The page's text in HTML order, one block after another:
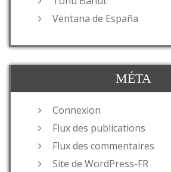
Ventana de España
MÉTA
Connexion
Flux des publications
Flux des commentaires
Site de WordPress-FR